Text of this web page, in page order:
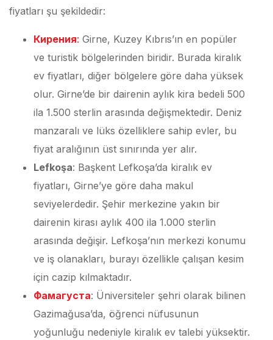
fiyatları şu şekildedir:
Кирения: Girne, Kuzey Kıbrıs’ın en popüler
ve turistik bölgelerinden biridir. Burada kiralık
ev fiyatları, diğer bölgelere göre daha yüksek
olur. Girne’de bir dairenin aylık kira bedeli 500
ila 1.500 sterlin arasında değişmektedir. Deniz
manzaralı ve lüks özelliklere sahip evler, bu
fiyat aralığının üst sınırında yer alır.
Lefkoşa: Başkent Lefkoşa’da kiralık ev
fiyatları, Girne’ye göre daha makul
seviyelerdedir. Şehir merkezine yakın bir
dairenin kirası aylık 400 ila 1.000 sterlin
arasında değişir. Lefkoşa’nın merkezi konumu
ve iş olanakları, burayı özellikle çalışan kesim
için cazip kılmaktadır.
Фамагуста: Üniversiteler şehri olarak bilinen
Gazimağusa’da, öğrenci nüfusunun
yoğunluğu nedeniyle kiralık ev talebi yüksektir.